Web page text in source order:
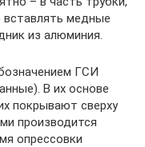
медные
из алюминия.
ГСИ
В их основе
покрывают сверху
производится
опрессовки